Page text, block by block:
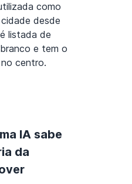
como
desde
listada de
e tem o
centro.
IA sabe
da